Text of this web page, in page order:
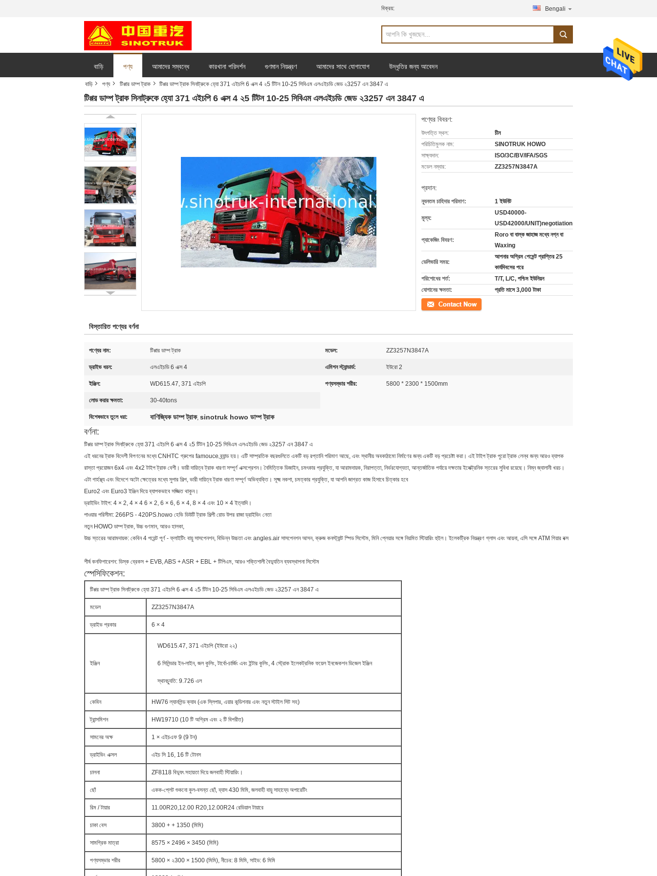
বিক্রয়: Bengali
বাড়ি পণ্য আমাদের সম্বন্ধে কারখানা পরিদর্শন গুণমান নিয়ন্ত্রণ আমাদের সাথে যোগাযোগ উদ্ধৃতির জন্য আবেদন
বাড়ি পণ্য টিপ্পার ডাম্প ট্রাক টিপ্পর ডাম্প ট্রাক সিনাট্রুকে হ্যো 371 এইচপি 6 এক্স 4 ২5 টিটন 10-25 সিবিএম এলএইচডি জেড ২3257 এন 3847 এ
টিপ্পর ডাম্প ট্রাক সিনাট্রুকে হ্যো 371 এইচপি 6 এক্স 4 ২5 টিটন 10-25 সিবিএম এলএইচডি জেড ২3257 এন 3847 এ
পণ্যের বিবরণ:
উৎপত্তি স্থল:
চীন
পরিচিতিমুলক নাম:
SINOTRUK HOWO
সাক্ষ্যদান:
ISO/3C/BV/IFA/SGS
মডেল নম্বার:
ZZ3257N3847A
প্রদান:
ন্যূনতম চাহিদার পরিমাণ: 1 ইউনিট
মূল্য:
USD40000-
USD42000/UNIT)negotiation
প্যাকেজিং বিবরণ:
Roro বা বাল্ক জাহাজ মধ্যে নগ্ন বা
Waxing
ডেলিভারি সময়:
আপনার অগ্রিম পেমেন্ট প্রাপ্তির 25
কার্যদিবসের পরে
পরিশোধের শর্ত:
T/T, L/C, পশ্চিম ইউনিয়ন
যোগানের ক্ষমতা:
প্রতি মাসে 3,000 টাকা
যোগাযোগ
বিস্তারিত পণ্যের বর্ণনা
পণ্যের নাম: টিপ্পার ডাম্প ট্রাক মডেল: ZZ3257N3847A
ড্রাইভ ধরন: এলএইচডি 6 এক্স 4 এমিশন স্ট্যান্ডার্ড: ইউরো 2
ইঞ্জিন: WD615.47, 371 এইচপি পণ্যসম্ভার শরীর: 5800 * 2300 * 1500mm
লোড করার ক্ষমতা: 30-40tons
বিশেষভাবে তুলে ধরা: বাণিজ্যিক ডাম্প ট্রাক, sinotruk howo ডাম্প ট্রাক
বর্ণনা:
টিপ্পর ডাম্প ট্রাক সিনাট্রুকে হ্যো 371 এইচপি 6 এক্স 4 ২5 টিটন 10-25 সিবিএম এলএইচডি জেড ২3257 এন 3847 এ
এই ধরনের ট্রাক বিদেশী বিপণনের মধ্যে CNHTC গ্রুপের famouce ব্র্যান্ড হয়। এটি সাম্প্রতিক বছরগুলিতে একটি বড় রপ্তানি পরিমাণ আছে, এবং স্থানীয় অবকাঠামো নির্মাণের জন্য একটি বড় প্রচেষ্টা করা। এই টাইপ ট্রাক পুরো ট্রাক লেন্থ জন্য আরও ব্যাপক
রাস্তা প্রয়োজন 6x4 এবং 4x2 টাইপ ট্রাক বেশী। ভারী দায়িত্ব ট্রাক ধারণা সম্পূর্ণ এক্সপ্রেশন। নৈমিত্তিক ডিজাইন, চমৎকার প্রযুক্তি, যা আরামদায়ক, নিরাপত্তা, নির্ভরযোগ্যতা, আন্তর্জাতিক পর্যায়ে দক্ষতার ইলেক্ট্রনিক স্তরের সুবিধা রয়েছে। নিম্ন জ্বালানী খরচ।
এটা গার্হস্থ্য এবং বিদেশে অটো ক্ষেত্রের মধ্যে সুপার শিল্প, ভারী দায়িত্ব ট্রাক ধারণা সম্পূর্ণ অভিব্যক্তি। সূক্ষ্ম নকশা, চমত্কার প্রযুক্তি, যা আপনি জাগ্রত কাজ হিসাবে চিত্কার হবে
Euro2 এবং Euro3 ইঞ্জিন দিয়ে ব্যাপকভাবে সজ্জিত থাকুন।
ড্রাইভিং টাইপ: 4 × 2, 4 × 4 6 × 2, 6 × 6, 6 × 4, 8 × 4 এবং 10 × 4 ইত্যাদি।
পাওয়ার পরিসীমা: 266PS - 420PS.howo হেভি ডিউটি ​​ট্রাক শিল্পী রোড উপর রাজা ড্রাইভিং নেতা
নতুন HOWO ডাম্প ট্রাক, উচ্চ গুণমান, আরও হালকা,
উচ্চ স্তরের আরামদায়ক: কেবিন 4 পয়েন্ট পূর্ণ - ফ্লাইটিং বায়ু সাসপেনশন, বিভিন্ন উচ্চতা এবং angles.air সাসপেনশন আসন, ক্রুজ কনস্ট্যান্ট স্পিড সিস্টেম, মিনি প্লেয়ার সঙ্গে নিয়মিত স্টিয়ারিং হুইল। ইলেকট্রিক নিয়ন্ত্রণ গ্লাস এবং আয়না, এসি সঙ্গে ATM গিয়ার বক্স
শীর্ষ কনফিগারেশন: ডিস্ক ব্রেকস + EVB, ABS + ASR + EBL + টিপিএম, আরও শক্তিশালী বৈদ্যুতিন ব্যবস্থাপনা সিস্টেম
স্পেসিফিকেশন:
টিপ্পর ডাম্প ট্রাক সিনাট্রুকে হ্যো 371 এইচপি 6 এক্স 4 ২5 টিটন 10-25 সিবিএম এলএইচডি জেড ২3257 এন 3847 এ
মডেল ZZ3257N3847A
ড্রাইভ প্রকার 6 × 4
ইঞ্জিন
WD615.47, 371 এইচপি (ইউরো ২২)
6 সিলিন্ডার ইন-লাইন, জল কুলিং, টার্বো-চার্জিং এবং ইন্টার কুলিং, 4 স্ট্রোক ইলেকট্রনিক ফয়েল ইনজেকশন ডিজেল ইঞ্জিন
স্থানচ্যুতি: 9.726 এল
কেবিন HW76 ল্যানগিন্ড ক্যাব (এক স্লিপার, এয়ার কন্ডিশনার এবং নতুন স্টাইল সিট সহ)
ট্রান্সমিশন HW19710 (10 টি অগ্রিম এবং ২ টি বিপরীত)
সামনের অক্ষ 1 × এইচএফ 9 (9 টন)
ড্রাইভিং এক্সল এইচ সি 16, 16 টি টোনস
চালনা ZF8118 বিদ্যুৎ সহায়তা দিয়ে জলবাহী স্টিয়ারিং।
ছোঁ একক-প্লেট শুকনো কুল-বসন্ত ছোঁ, ব্যাস 430 মিমি, জলবাহী বায়ু সাহায্যে অপারেটিং
রিম / টায়ার 11.00R20,12.00 R20,12.00R24 রেডিয়াল টায়ারে
চাকা বেস 3800 + + 1350 (মিমি)
সামগ্রিক মাত্রা 8575 × 2496 × 3450 (মিমি)
পণ্যসম্ভার শরীর 5800 × ২300 × 1500 (মিমি), নীচের: 8 মিমি, সাইড: 6 মিমি